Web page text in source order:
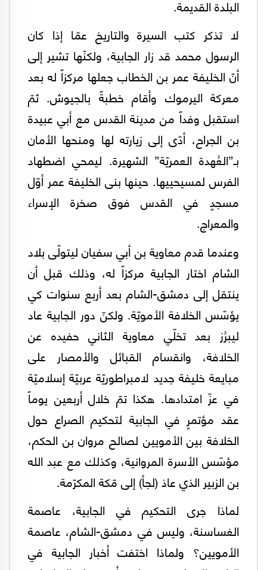
البلدة القديمة.
لا تذكر كتب السيرة والتاريخ عمّا إذا كان
الرسول محمد قد زار الجابية، ولكنّها تشير إلى
أنّ الخليفة عمر بن الخطاب جعلها مركزاً له بعد
معركة اليرموك وأقام خطبةً بالجيوش. ثمّ
استقبل وفداً من مدينة القدس مع أبي عبيدة
بن الجراح، أدّى إلى زيارته لها ومنحها الأمان
بـ”العُهدة العمريّة” الشهيرة. ليمحي اضطهاد
الفرس لمسيحييها. حينها بنى الخليفة عمر أوّل
مسجدٍ في القدس فوق صخرة الإسراء
والمعراج.
وعندما قدم معاوية بن أبي سفيان ليتولّى بلاد
الشام اختار الجابية مركزاً له، وذلك قبل أن
ينتقل إلى دمشق-الشام بعد أربع سنوات كي
يؤسّس الخلافة الأمويّة. ولكنّ دور الجابية عاد
ليبرُز بعد تخلّي معاوية الثاني حفيده عن
الخلافة، وانقسام القبائل والأمصار على
مبايعة خليفة جديد لامبراطوريّة عربيّة إسلاميّة
في عزّ امتدادها. هكذا تمّ خلال أربعين يوماً
عقد مؤتمرٍ في الجابية لتحكيم الصراع حول
الخلافة بين الأمويين لصالح مروان بن الحكم،
مؤسّس الأسرة المروانية، وكذلك مع عبد الله
بن الزبير الذي عاذ (لجأ) إلى مّكة المكرّمة.
لماذا جرى التحكيم في الجابية، عاصمة
الغساسنة، وليس في دمشق-الشام، عاصمة
الأمويين؟ ولماذا اختفت أخبار الجابية في